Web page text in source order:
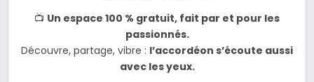
📺 Un espace 100 % gratuit, fait par et pour les
passionnés.
Découvre, partage, vibre : l’accordéon s’écoute aussi
avec les yeux.